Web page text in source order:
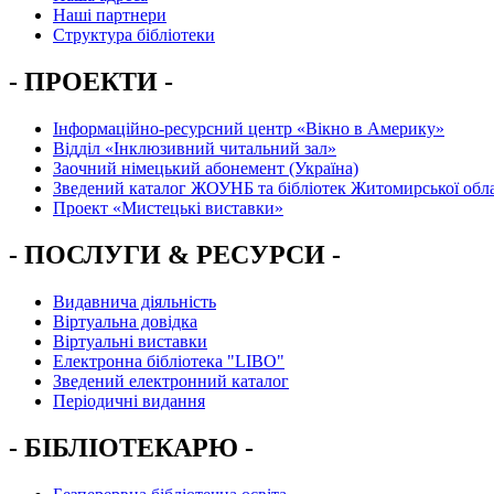
Наші партнери
Структура бібліотеки
- ПРОЕКТИ -
Інформаційно-ресурсний центр «Вікно в Америку»
Вiддiл «Інклюзивний читальний зал»
Заочний німецький абонемент (Україна)
Зведений каталог ЖОУНБ та бібліотек Житомирської
Проект «Мистецькі виставки»
- ПОСЛУГИ & РЕСУРСИ -
Видавнича діяльність
Віртуальна довідка
Віртуальні виставки
Електронна бібліотека "LIBO"
Зведений електронний каталог
Періодичні видання
- БІБЛІОТЕКАРЮ -